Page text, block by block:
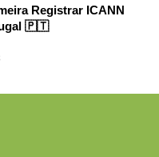
Registrar ICANN
🇵🇹